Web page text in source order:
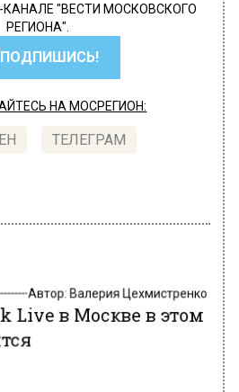
КАНАЛЕ "ВЕСТИ МОСКОВСКОГО
РЕГИОНА".
ПОДПИШИСЬ!
НА МОСРЕГИОН:
ТЕЛЕГРАМ
Live в Москве в этом